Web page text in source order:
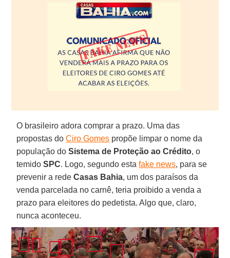
O brasileiro adora comprar a prazo. Uma das
propostas doCiro Gomes propõe limpar o nome da
população doSistema de Proteção ao Crédito, o
temidoSPC. Logo, segundo estafake news, para se
prevenir a redeCasas Bahia, um dos paraísos da
venda parcelada no carnê, teria proibido a venda a
prazo para eleitores do pedetista. Algo que, claro,
nunca aconteceu.